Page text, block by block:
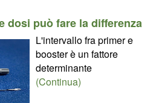
dosi può fare la differenza
L'intervallo fra primer e
booster è un fattore
determinante
(Continua)